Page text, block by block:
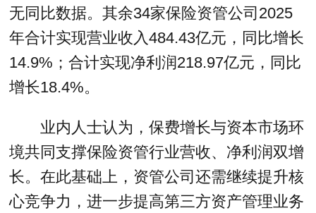
无同比数据。其余34家保险资管公司2025
年合计实现营业收入484.43亿元，同比增长
14.9%；合计实现净利润218.97亿元，同比
增长18.4%。
业内人士认为，保费增长与资本市场环
境共同支撑保险资管行业营收、净利润双增
长。在此基础上，资管公司还需继续提升核
心竞争力，进一步提高第三方资产管理业务